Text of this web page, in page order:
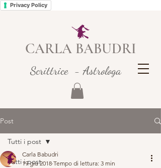
Privacy Policy
CARLA BABUDRI
Scrittrice - Astrologa
Post
Tutti i post
Tutti i post
Carla Babudri
19 giu 2018 Tempo di lettura: 3 min